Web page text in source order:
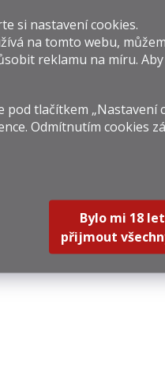
si nastavení cookies.
na tomto webu,
reklamu na míru. Aby
pod tlačítkem „Nastavení
Odmítnutím cookies
Bylo mi 18
přijmout
0,5l 22%
269
Do